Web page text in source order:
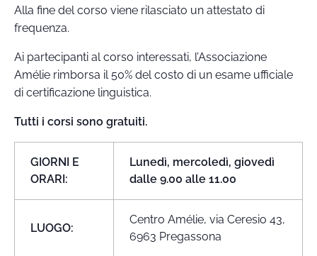
Alla fine del corso viene rilasciato un attestato di
frequenza.
Ai partecipanti al corso interessati, l’Associazione
Amélie rimborsa il 50% del costo di un esame ufficiale
di certificazione linguistica.
Tutti i corsi sono gratuiti.
GIORNI E
ORARI:
Lunedì, mercoledì, giovedì
dalle 9.00 alle 11.00
LUOGO:
Centro Amélie, via Ceresio 43,
6963 Pregassona